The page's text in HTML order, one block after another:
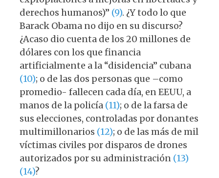
derechos humanos)” (9). ¿Y todo lo que
Barack Obama no dijo en su discurso?
¿Acaso dio cuenta de los 20 millones de
dólares con los que financia
artificialmente a la “disidencia” cubana
(10); o de las dos personas que –como
promedio- fallecen cada día, en EEUU, a
manos de la policía (11); o de la farsa de
sus elecciones, controladas por donantes
multimillonarios (12); o de las más de mil
víctimas civiles por disparos de drones
autorizados por su administración (13)
(14)?